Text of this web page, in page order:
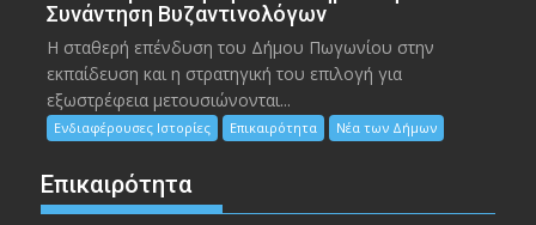
Συνάντηση Βυζαντινολόγων
Η σταθερή επένδυση του Δήμου Πωγωνίου στην
εκπαίδευση και η στρατηγική του επιλογή για
εξωστρέφεια μετουσιώνονται...
Ενδιαφέρουσες Ιστορίες Επικαιρότητα Νέα των Δήμων
Επικαιρότητα